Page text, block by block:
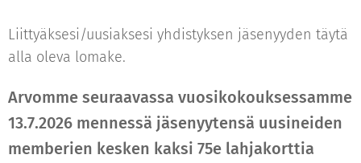
Liittyäksesi/uusiaksesi yhdistyksen jäsenyyden täytä
alla oleva lomake.
Arvomme seuraavassa vuosikokouksessamme
13.7.2026 mennessä jäsenyytensä uusineiden
memberien kesken kaksi 75e lahjakorttia